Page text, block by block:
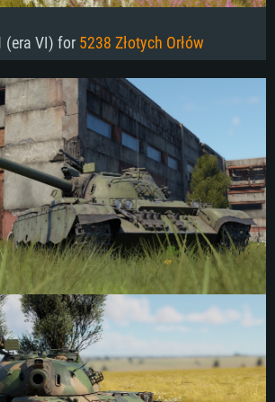
(era VI) for 5238 Złotych Orłów